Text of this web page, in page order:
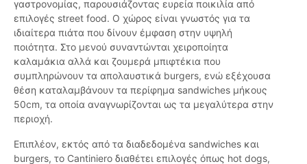
γαστρονομίας, παρουσιάζοντας ευρεία ποικιλία από
επιλογές street food. Ο χώρος είναι γνωστός για τα
ιδιαίτερα πιάτα που δίνουν έμφαση στην υψηλή
ποιότητα. Στο μενού συναντώνται χειροποίητα
καλαμάκια αλλά και ζουμερά μπιφτέκια που
συμπληρώνουν τα απολαυστικά burgers, ενώ εξέχουσα
θέση καταλαμβάνουν τα περίφημα sandwiches μήκους
50cm, τα οποία αναγνωρίζονται ως τα μεγαλύτερα στην
περιοχή.
Επιπλέον, εκτός από τα διαδεδομένα sandwiches και
burgers, το Cantiniero διαθέτει επιλογές όπως hot dogs,